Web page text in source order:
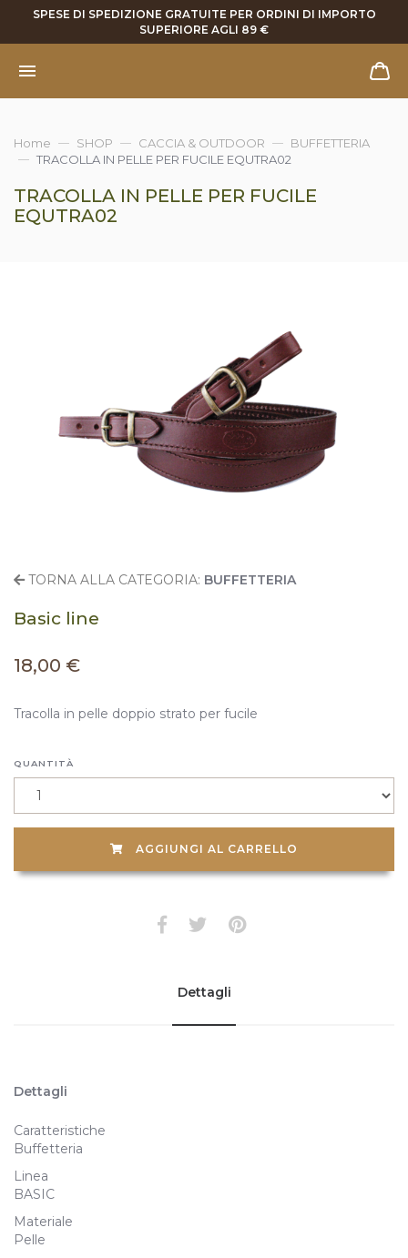
SPESE DI SPEDIZIONE GRATUITE PER ORDINI DI IMPORTO
SUPERIORE AGLI 89 €
Home SHOP CACCIA & OUTDOOR
BUFFETTERIA
TRACOLLA IN PELLE PER FUCILE EQUTRA02
TRACOLLA IN PELLE PER FUCILE
EQUTRA02
TORNA ALLA CATEGORIA: BUFFETTERIA
Basic line
18,00 €
Tracolla in pelle doppio strato per fucile
QUANTITÀ
AGGIUNGI AL CARRELLO
Dettagli
Dettagli
Caratteristiche
Buffetteria
Linea
BASIC
Materiale
Pelle